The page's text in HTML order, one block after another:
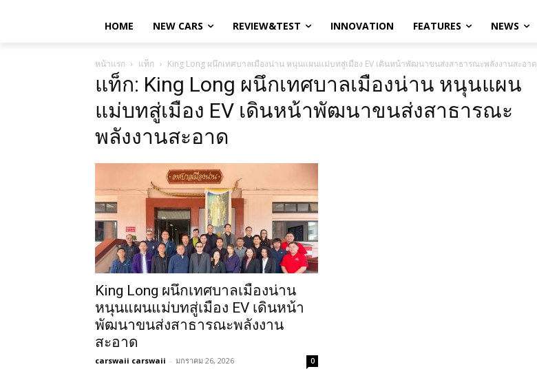
HOME NEW CARS REVIEW&TEST INNOVATION FEATURES NEWS
หน้าแรก แท็ก King Long ผนึกเทศบาลเมืองน่าน หนุนแผนแม่บทสู่เมือง EV เดินหน้าพัฒนาขนส่งสาธารณะพลังงานสะอาด
แท็ก: King Long ผนึกเทศบาลเมืองน่าน หนุนแผน
แม่บทสู่เมือง EV เดินหน้าพัฒนาขนส่งสาธารณะ
พลังงานสะอาด
King Long ผนึกเทศบาลเมืองน่าน
หนุนแผนแม่บทสู่เมือง EV เดินหน้า
พัฒนาขนส่งสาธารณะพลังงาน
สะอาด
carswaii carswaii - มกราคม 26, 2026 0